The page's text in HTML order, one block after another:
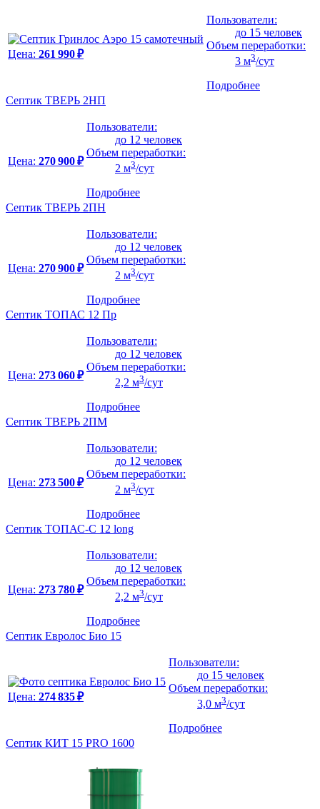
Цена: 261 990 ₽
Пользователи:
до 15 человек
Объем переработки:
3 м3/сут
Подробнее
Септик ТВЕРЬ 2НП
Цена: 270 900 ₽
Пользователи:
до 12 человек
Объем переработки:
2 м3/сут
Подробнее
Септик ТВЕРЬ 2ПН
Цена: 270 900 ₽
Пользователи:
до 12 человек
Объем переработки:
2 м3/сут
Подробнее
Септик ТОПАС 12 Пр
Цена: 273 060 ₽
Пользователи:
до 12 человек
Объем переработки:
2,2 м3/сут
Подробнее
Септик ТВЕРЬ 2ПМ
Цена: 273 500 ₽
Пользователи:
до 12 человек
Объем переработки:
2 м3/сут
Подробнее
Септик ТОПАС-С 12 long
Цена: 273 780 ₽
Пользователи:
до 12 человек
Объем переработки:
2,2 м3/сут
Подробнее
Септик Евролос Био 15
Цена: 274 835 ₽
Пользователи:
до 15 человек
Объем переработки:
3,0 м3/сут
Подробнее
Септик КИТ 15 PRO 1600